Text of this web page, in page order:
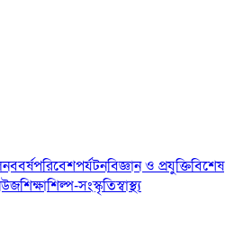
নববর্ষপরিবেশপর্যটনবিজ্ঞান ও প্রযুক্তিবিশেষ
শিক্ষাশিল্প-সংস্কৃতিস্বাস্থ্য